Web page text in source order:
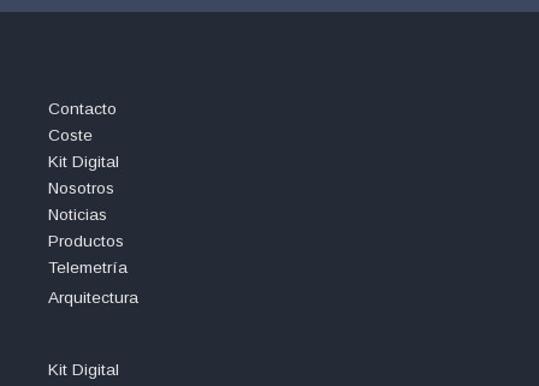
Contacto
Coste
Kit Digital
Nosotros
Noticias
Productos
Telemetría
Arquitectura
Kit Digital